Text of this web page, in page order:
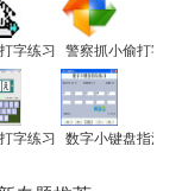
字练习 警察抓小偷打字
字练习 数字小键盘指法